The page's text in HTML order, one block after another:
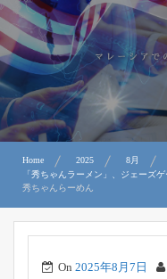
プライバシーポリシー
お問合せ
Home 2025 8月
「秀ちゃんラーメン」、ジェーズ
秀ちゃんらーめん
On 2025年8月7日